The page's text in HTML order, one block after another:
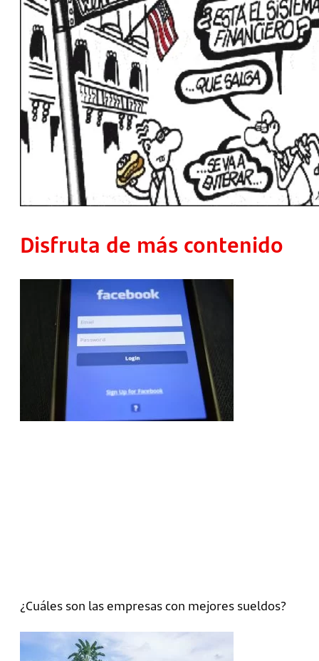
Disfruta de más contenido
¿Cuáles son las empresas con mejores sueldos?